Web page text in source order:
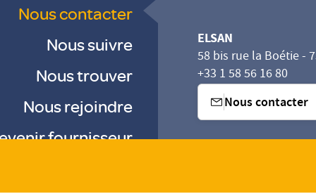
paramètres de confidentialité, en garantissant la
Nous contacter
Nous suivre
Nous trouver
Nous rejoindre
fournisseur
ELSAN
58 bis rue la Boétie -
+33 1 58 56 16 80
Nous contacter